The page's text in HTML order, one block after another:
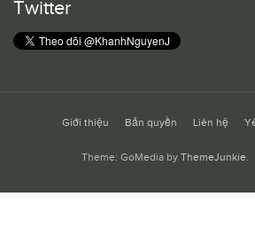
Twitter
Giới thiệu Bản quyền Liên hệ
Theme: GoMedia by ThemeJunkie.